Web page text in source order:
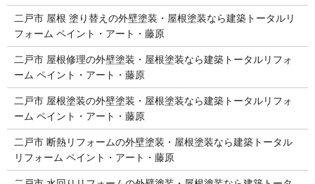
二戸市 屋根 塗り替えの外壁塗装・屋根塗装なら建築トータルリ
フォーム ペイント・アート・藤原
二戸市 屋根修理の外壁塗装・屋根塗装なら建築トータルリフォ
ーム ペイント・アート・藤原
二戸市 屋根塗装の外壁塗装・屋根塗装なら建築トータルリフォ
ーム ペイント・アート・藤原
二戸市 断熱リフォームの外壁塗装・屋根塗装なら建築トータル
リフォーム ペイント・アート・藤原